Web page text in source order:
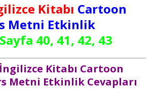
Kitabı Cartoon
Metni Etkinlik
Sayfa 40, 41, 42, 43
İngilizce Kitabı Cartoon
Metni Etkinlik Cevapları